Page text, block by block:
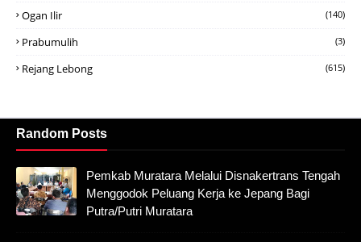
Ogan Ilir (140)
Prabumulih (3)
Rejang Lebong (615)
Random Posts
Pemkab Muratara Melalui Disnakertrans Tengah
Menggodok Peluang Kerja ke Jepang Bagi
Putra/Putri Muratara